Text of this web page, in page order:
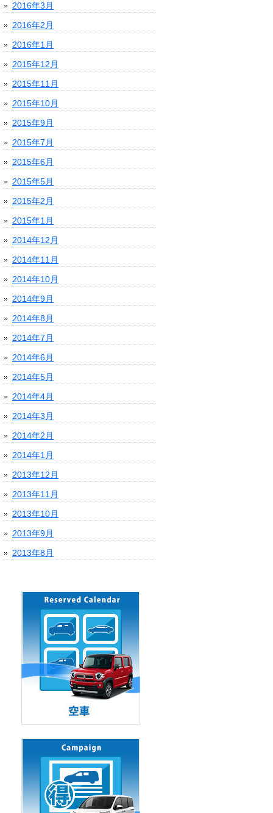
2016年3月
2016年2月
2016年1月
2015年12月
2015年11月
2015年10月
2015年9月
2015年7月
2015年6月
2015年5月
2015年2月
2015年1月
2014年12月
2014年11月
2014年10月
2014年9月
2014年8月
2014年7月
2014年6月
2014年5月
2014年4月
2014年3月
2014年2月
2014年1月
2013年12月
2013年11月
2013年10月
2013年9月
2013年8月